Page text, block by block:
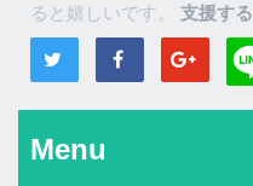
ると嬉しいです。 支援する
Menu